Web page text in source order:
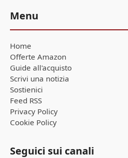
Menu
Home
Offerte Amazon
Guide all'acquisto
Scrivi una notizia
Sostienici
Feed RSS
Privacy Policy
Cookie Policy
Seguici sui canali